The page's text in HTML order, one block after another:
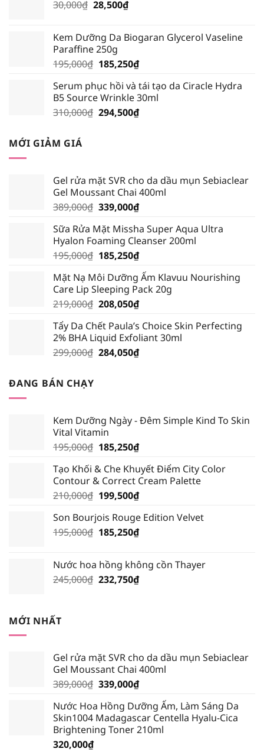
30,000₫ Giá
30,000₫.
28,500₫Giá
là:
Kem Dưỡng Da Biogaran Glycerol Vaseline
Paraffine 250g
195,000₫ Giá
là:
195,000₫.
185,250₫Giá
tại
là:
185,250₫.
Serum phục hồi và tái tạo da Ciracle Hydra
B5 Source Wrinkle 30ml
310,000₫ Giá
294,500₫Giá
MỚI GIẢM GIÁ
Gel rửa mặt SVR cho da dầu mụn Sebiaclear
Gel Moussant Chai 400ml
389,000₫ Giá
là:
389,000₫.
339,000₫Giá
tại
là:
339,000₫.
Sữa Rửa Mặt Missha Super Aqua Ultra
Hyalon Foaming Cleanser 200ml
195,000₫ Giá
là:
195,000₫.
185,250₫Giá
tại
là:
185,250₫.
Mặt Nạ Môi Dưỡng Ẩm Klavuu Nourishing
Care Lip Sleeping Pack 20g
219,000₫ Giá
là:
219,000₫.
208,050₫Giá
tại
là:
208,050₫.
Tẩy Da Chết Paula’s Choice Skin Perfecting
2% BHA Liquid Exfoliant 30ml
299,000₫ Giá
284,050₫Giá
ĐANG BÁN CHẠY
Kem Dưỡng Ngày - Đêm Simple Kind To Skin
Vital Vitamin
195,000₫ Giá
là:
195,000₫.
185,250₫Giá
tại
là:
185,250₫.
Tạo Khối & Che Khuyết Điểm City Color
Contour & Correct Cream Palette
210,000₫ Giá
là:
210,000₫.
199,500₫Giá
tại
là:
Son Bourjois Rouge Edition Velvet
195,000₫ Giá
195,000₫.
185,250₫Giá
là:
185,250₫.
Nước hoa hồng không cồn Thayer
245,000₫ Giá
232,750₫Giá
MỚI NHẤT
Gel rửa mặt SVR cho da dầu mụn Sebiaclear
Gel Moussant Chai 400ml
389,000₫ Giá
là:
389,000₫.
339,000₫Giá
tại
là:
339,000₫.
Nước Hoa Hồng Dưỡng Ẩm, Làm Sáng Da
Skin1004 Madagascar Centella Hyalu-Cica
Brightening Toner 210ml
320,000₫